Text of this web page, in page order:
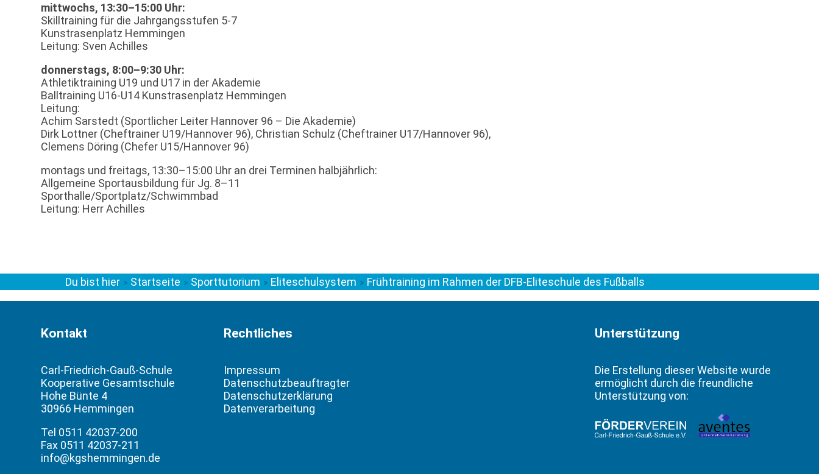
mittwochs, 13:30–15:00 Uhr:
Skilltraining für die Jahrgangsstufen 5-7
Kunstrasenplatz Hemmingen
Leitung: Sven Achilles
donnerstags, 8:00–9:30 Uhr:
Athletiktraining U19 und U17 in der Akademie
Balltraining U16-U14 Kunstrasenplatz Hemmingen
Leitung:
Achim Sarstedt (Sportlicher Leiter Hannover 96 – Die Akademie)
Dirk Lottner (Cheftrainer U19/Hannover 96), Christian Schulz (Cheftrainer U17/Hannover 96),
Clemens Döring (Chefer U15/Hannover 96)
montags und freitags, 13:30–15:00 Uhr an drei Terminen halbjährlich:
Allgemeine Sportausbildung für Jg. 8–11
Sporthalle/Sportplatz/Schwimmbad
Leitung: Herr Achilles
Du bist hier > Startseite > Sporttutorium > Eliteschulsystem > Frühtraining im Rahmen der DFB-Eliteschule des Fußballs
Kontakt
Carl-Friedrich-Gauß-Schule
Kooperative Gesamtschule
Hohe Bünte 4
30966 Hemmingen
Tel 0511 42037-200
Fax 0511 42037-211
info@kgshemmingen.de
Rechtliches
Impressum
Datenschutzbeauftragter
Datenschutzerklärung
Datenverarbeitung
Unterstützung
Die Erstellung dieser Website wurde
ermöglicht durch die freundliche
Unterstützung von: